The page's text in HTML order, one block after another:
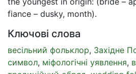
fiance – dusky, month).
Ключові слова
весільний фольклор, Західне
символ, міфологічні уявлення,